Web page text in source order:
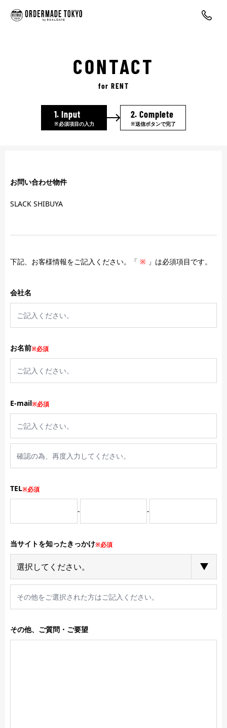
CONTACT
for RENT
1. Input
※必須項目の入力
2. Complete
※送信ボタンで完了
お問い合わせ物件
SLACK SHIBUYA
下記、お客様情報をご記入ください。「 ※ 」は必須項目です。
会社名
お名前※必須
E-mail※必須
TEL※必須
- -
当サイトを知ったきっかけ※必須
その他、ご質問・ご要望